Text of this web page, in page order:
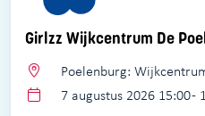
Girlzz Wijkcentrum De
Poelenburg:
7 augustus 2026 15:00 -